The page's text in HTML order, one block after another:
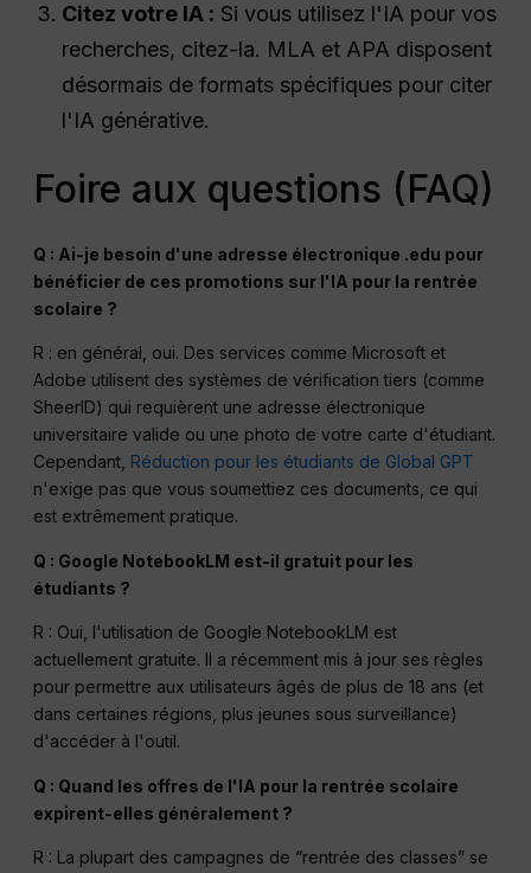
Citez votre IA : Si vous utilisez l'IA pour vos
recherches, citez-la. MLA et APA disposent
désormais de formats spécifiques pour citer
l'IA générative.
Foire aux questions (FAQ)
Q : Ai-je besoin d'une adresse électronique .edu pour
bénéficier de ces promotions sur l'IA pour la rentrée
scolaire ?
R : en général, oui. Des services comme Microsoft et
Adobe utilisent des systèmes de vérification tiers (comme
SheerID) qui requièrent une adresse électronique
universitaire valide ou une photo de votre carte d'étudiant.
Cependant, Réduction pour les étudiants de Global GPT
n'exige pas que vous soumettiez ces documents, ce qui
est extrêmement pratique.
Q : Google NotebookLM est-il gratuit pour les
étudiants ?
R : Oui, l'utilisation de Google NotebookLM est
actuellement gratuite. Il a récemment mis à jour ses règles
pour permettre aux utilisateurs âgés de plus de 18 ans (et
dans certaines régions, plus jeunes sous surveillance)
d'accéder à l'outil.
Q : Quand les offres de l'IA pour la rentrée scolaire
expirent-elles généralement ?
R : La plupart des campagnes de “rentrée des classes” se